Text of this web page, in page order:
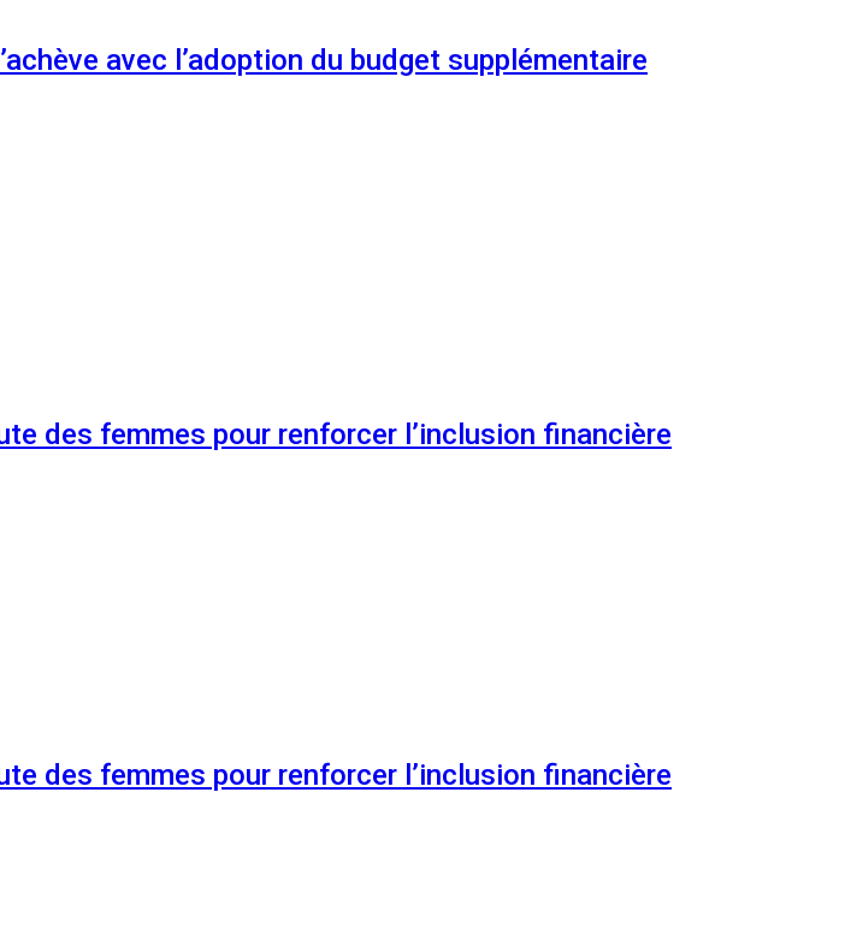
avec l’adoption du budget supplémentaire
des femmes pour renforcer l’inclusion financière
des femmes pour renforcer l’inclusion financière